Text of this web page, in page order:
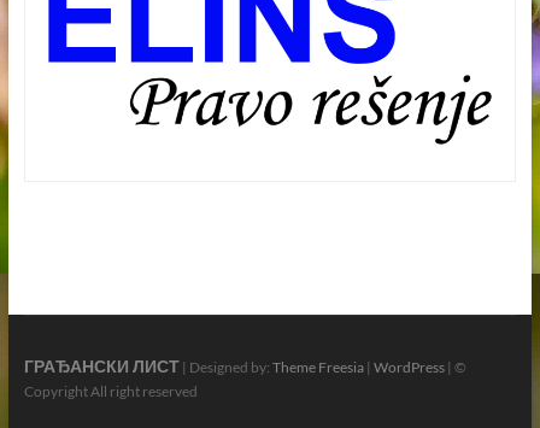
ГРАЂАНСКИ ЛИСТ| Designed by: Theme Freesia| WordPress| ©
Copyright All right reserved